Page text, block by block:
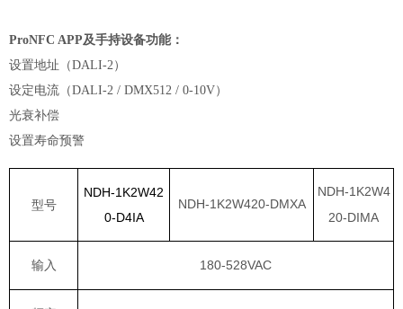
ProNFC APP及手持设备功能：
设置地址（DALI-2）
设定电流（DALI-2 / DMX512 / 0-10V）
光衰补偿
设置寿命预警
型号
NDH-1K2W42
0-D4IA
NDH-1K2W420-DMXA
NDH-1K2W4
20-DIMA
输入 180-528VAC